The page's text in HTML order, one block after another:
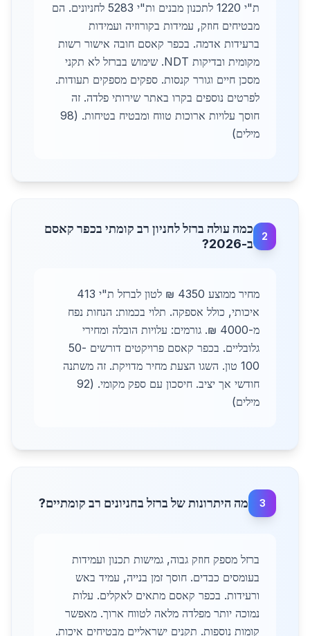
ת"י 1220 לתכנון מבנים ות"י 5283 לחניונים. הם
מבטיחים חוזק, עמידות בקורוזיה ועמידות
ברעידות אדמה. בכפר קאסם חובה אישור רשות
מקומית ובדיקות NDT. שימוש בברזל לא תקני
מסכן חיים וגורר קנסות. ספקים מספקים תעודות.
לפרטים נוספים בקרו באתר שירותי פלדה. זה
חוסך עלויות ארוכות טווח ומבטיח בטיחות. (98
מילים)
2
כמה עולה ברזל לחניון רב קומתי בכפר קאסם
ב-2026?
מחיר ממוצע 4350 ₪ לטון לברזל ת"י 413
איכותי, כולל אספקה. תלוי בכמות: הנחות נפח
מ-4000 ₪. גורמים: עלויות הובלה ומחירי
גלובליים. בכפר קאסם פרויקטים דורשים 50-
100 טון. השגו הצעת מחיר מדויקת. זה משתנה
חודשי אך יציב. חיסכון עם ספק מקומי. (92
מילים)
3 מה היתרונות של ברזל בחניונים רב קומתיים?
ברזל מספק חוזק גבוה, גמישות תכנון ועמידות
בעומסים כבדים. חוסך זמן בנייה, עמיד באש
ורעידות. בכפר קאסם מתאים לאקלים. עלות
נמוכה יותר מפלדה מלאה לטווח ארוך. מאפשר
קומות נוספות. תקנים ישראליים מבטיחים איכות.